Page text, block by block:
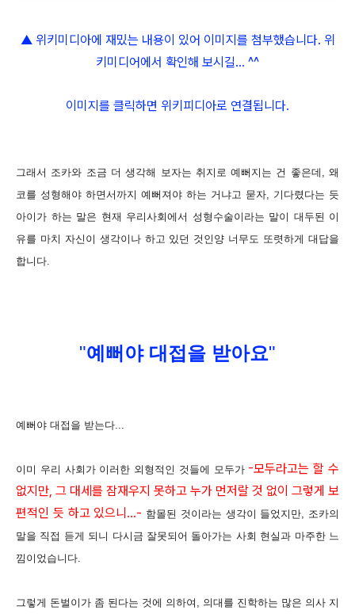
▲ 위키미디아에 재밌는 내용이 있어 이미지를 첨부했습니다. 위
키미디어에서 확인해 보시길... ^^
이미지를 클릭하면 위키피디아로 연결됩니다.
그래서 조카와 조금 더 생각해 보자는 취지로 예뻐지는 건 좋은데, 왜
코를 성형해야 하면서까지 예뻐져야 하는 거냐고 묻자, 기다렸다는 듯
아이가 하는 말은 현재 우리사회에서 성형수술이라는 말이 대두된 이
유를 마치 자신이 생각이나 하고 있던 것인양 너무도 또렷하게 대답을
합니다.
"예뻐야 대접을 받아요"
예뻐야 대접을 받는다...
이미 우리 사회가 이러한 외형적인 것들에 모두가 -모두라고는 할 수
없지만, 그 대세를 잠재우지 못하고 누가 먼저랄 것 없이 그렇게 보
편적인 듯 하고 있으니...- 함몰된 것이라는 생각이 들었지만, 조카의
말을 직접 듣게 되니 다시금 잘못되어 돌아가는 사회 현실과 마주한 느
낌이었습니다.
그렇게 돈벌이가 좀 된다는 것에 의하여, 의대를 진학하는 많은 의사 지